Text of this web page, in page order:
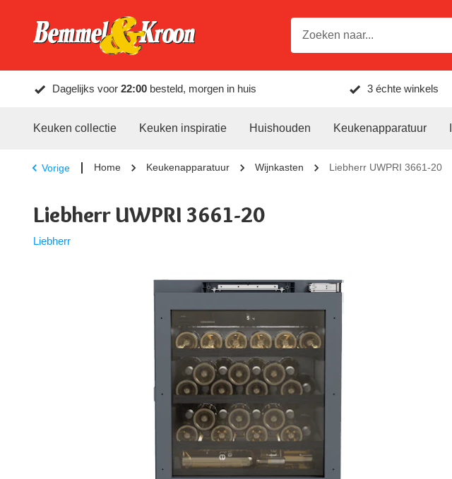
Dagelijks voor 22:00 besteld, morgen in huis 3 échte winkels
Keuken collectie Keuken inspiratie Huishouden Keukenapparatuur
Vorige Home Keukenapparatuur Wijnkasten Liebherr UWPRI 3661-20
Liebherr UWPRI 3661-20
Liebherr